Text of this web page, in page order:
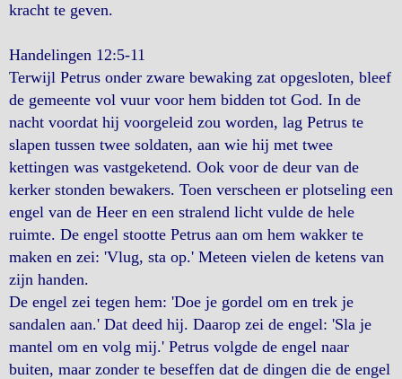
kracht te geven.
Handelingen 12:5-11
Terwijl Petrus onder zware bewaking zat opgesloten, bleef
de gemeente vol vuur voor hem bidden tot God. In de
nacht voordat hij voorgeleid zou worden, lag Petrus te
slapen tussen twee soldaten, aan wie hij met twee
kettingen was vastgeketend. Ook voor de deur van de
kerker stonden bewakers. Toen verscheen er plotseling een
engel van de Heer en een stralend licht vulde de hele
ruimte. De engel stootte Petrus aan om hem wakker te
maken en zei: 'Vlug, sta op.' Meteen vielen de ketens van
zijn handen.
De engel zei tegen hem: 'Doe je gordel om en trek je
sandalen aan.' Dat deed hij. Daarop zei de engel: 'Sla je
mantel om en volg mij.' Petrus volgde de engel naar
buiten, maar zonder te beseffen dat de dingen die de engel